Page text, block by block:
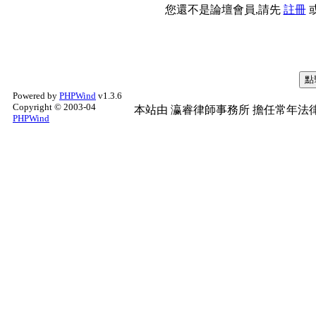
您還不是論壇會員,請先 註冊
Powered by PHPWind v1.3.6
Copyright © 2003-04
PHPWind
本站由 瀛睿律師事務所 擔任常年法